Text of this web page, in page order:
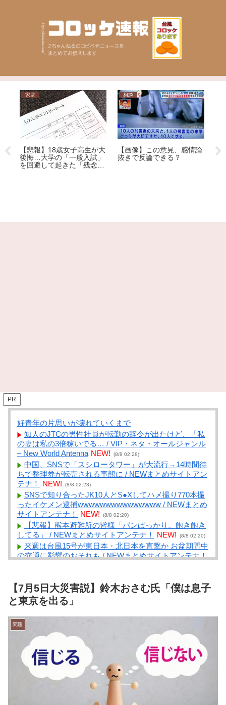
家庭
【悲報】18歳女子高生が大
後悔…大学の「一般入試」
を回避して起きた「残念す
相談
【画像】この意見、感情論
抜きで反論できる？
【
PR
好青年の片思いが壊れていくまで
知人のJTCの男性社員が転勤の辞令が出たけど、「私
の妻は私の3倍稼いでる… / VIP・ネタ・オールジャンル
– New World Antenna NEW! (8/8 02:28)
中国、SNSで「スシロータワー」が大流行→14時間待
ちで整理券が転売される事態に / NEWまとめサイトアン
テナ！
NEW! (8/8 02:23)
SNSで知り合ったJK10人とS●Xしてハメ撮り770本撮
ったイケメン逮捕wwwwwwwwwwwwwww / NEWまとめ
サイトアンテナ！
NEW! (8/8 02:20)
【悲報】熊本避難所の皆様「パンばっかり。飽き飽き
してる」 / NEWまとめサイトアンテナ！
NEW! (8/8 02:20)
来週は台風15号が東日本・北日本を直撃か お盆期間中
の交通に影響のおそれも / NEWまとめサイトアンテナ！
とめサイトアンテナ！
NEW! (8/8 02:10)
子連れが外食でちょっといいもの食べるにはどうすれ
ばいい？ / まとめるZ
【R-18（G）】【あんこ】やる夫はすっげえブサイク
でサマナーなようです【活&amp;#20448;傳】 第４話 /
まとめるZ
NEW! (8/8 02:05)
【クロ注意】夏は暑いので裏返ってだれれーん【再】
/ まとめるZ
NEW! (8/8 02:05)
国際的な小咄 民商叩きたい / まとめるZ (8/8 02:05)
元TBS 山本里菜アナ 「感覚がわからない」離婚コメ
ントに疑問の声… シャンパンタワーの超豪華式も結婚
生活は4年半で終止符 / まとめるZ
【7月5日大災害説】鈴木おさむ氏「僕は息子
と東京を出る」
問題